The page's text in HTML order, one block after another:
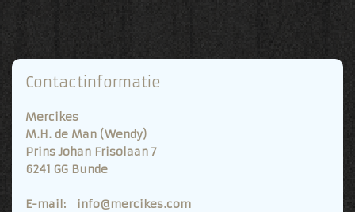
Contactinformatie
Mercikes
M.H. de Man (Wendy)
Prins Johan Frisolaan 7
6241 GG Bunde
E-mail: info@mercikes.com